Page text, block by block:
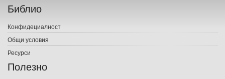
Печатни книги
Електронни книги
Е-списания
Библио
Конфидециалност
Общи условия
Ресурси
Полезно